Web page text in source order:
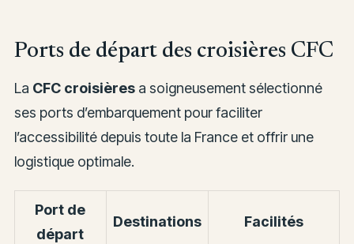
Ports de départ des croisières CFC
La CFC croisièresa soigneusement sélectionné
ses ports d’embarquement pour faciliter
l’accessibilité depuis toute la France et offrir une
logistique optimale.
Port de
départ
Destinations Facilités